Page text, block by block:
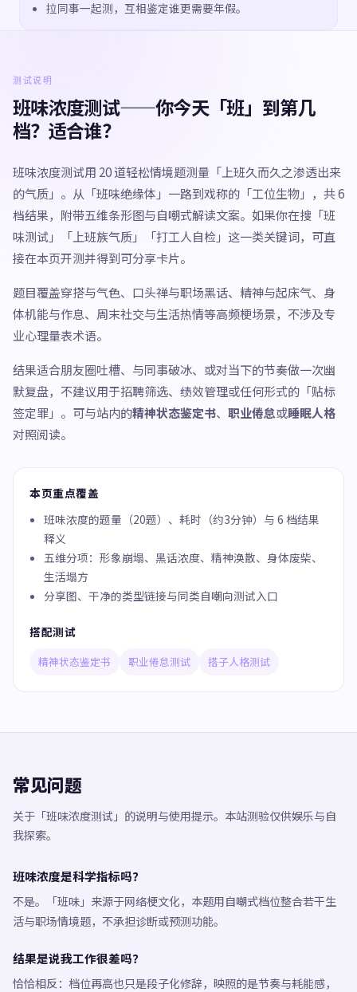
拉同事一起测，互相鉴定谁更需要年假。
测试说明
班味浓度测试——你今天「班」到第几
档？适合谁？
班味浓度测试用 20 道轻松情境题测量「上班久而久之渗透出来
的气质」。从「班味绝缘体」一路到戏称的「工位生物」，共 6
档结果，附带五维条形图与自嘲式解读文案。如果你在搜「班
味测试」「上班族气质」「打工人自检」这一类关键词，可直
接在本页开测并得到可分享卡片。
题目覆盖穿搭与气色、口头禅与职场黑话、精神与起床气、身
体机能与作息、周末社交与生活热情等高频梗场景，不涉及专
业心理量表术语。
结果适合朋友圈吐槽、与同事破冰、或对当下的节奏做一次幽
默复盘，不建议用于招聘筛选、绩效管理或任何形式的「贴标
签定罪」。可与站内的精神状态鉴定书、 职业倦怠或睡眠人格
对照阅读。
本页重点覆盖
班味浓度的题量（20题）、耗时（约3分钟）与 6 档结果
释义
五维分项：形象崩塌、黑话浓度、精神涣散、身体废柴、
生活塌方
分享图、干净的类型链接与同类自嘲向测试入口
搭配测试
精神状态鉴定书 职业倦怠测试 搭子人格测试
常见问题
关于「班味浓度测试」的说明与使用提示。本站测验仅供娱乐与自
我探索。
班味浓度是科学指标吗？
不是。「班味」来源于网络梗文化，本题用自嘲式档位整合若干生
活与职场情境题，不承担诊断或预测功能。
结果是说我工作很差吗？
恰恰相反：档位再高也只是段子化修辞，映照的是节奏与耗能感，